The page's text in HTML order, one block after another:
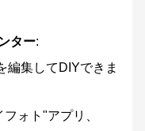
ター:
編集してDIYできま
ォト"アプリ、